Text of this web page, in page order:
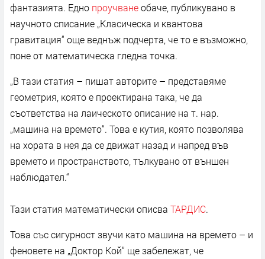
фантазията. Едно проучванеобаче, публикувано в
научното списание „Класическа и квантова
гравитация“ още веднъж подчерта, че то е възможно,
поне от математическа гледна точка.
„В тази статия – пишат авторите – представяме
геометрия, която е проектирана така, че да
съответства на лаическото описание на т. нар.
„машина на времето“. Това е кутия, която позволява
на хората в нея да се движат назад и напред във
времето и пространството, тълкувано от външен
наблюдател.“
Тази статия математически описва ТАРДИС.
Това със сигурност звучи като машина на времето – и
феновете на „Доктор Кой“ ще забележат, че